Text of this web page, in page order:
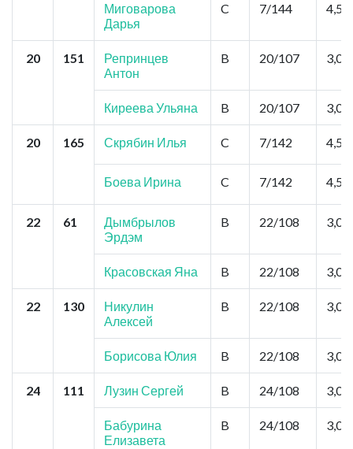
Миговарова
Дарья
C 7/144 4,5
20 151
Репринцев
Антон
B 20/107 3,0
Киреева Ульяна B 20/107 3,0
20 165 Скрябин Илья C 7/142 4,5
Боева Ирина C 7/142 4,5
22 61
Дымбрылов
Эрдэм
B 22/108 3,0
Красовская Яна B 22/108 3,0
22 130
Никулин
Алексей
B 22/108 3,0
Борисова Юлия B 22/108 3,0
24 111 Лузин Сергей B 24/108 3,0
Бабурина
Елизавета
B 24/108 3,0